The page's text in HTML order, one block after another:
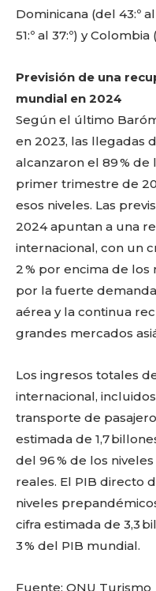
Dominicana (del 43:º
51:º al 37:º) y Colombia
Previsión de una
mundial en 2024
Según el último
en 2023, las llegadas
alcanzaron el 89 % de
primer trimestre de
esos niveles. Las
2024 apuntan a una
internacional, con un
2 % por encima de los
por la fuerte
aérea y la continua
grandes mercados
Los ingresos totales
internacional,
transporte de
estimada de 1,7
del 96 % de los
reales. El PIB directo
niveles
cifra estimada de 3,3
3 % del PIB mundial.
Fuente: ONU Turismo